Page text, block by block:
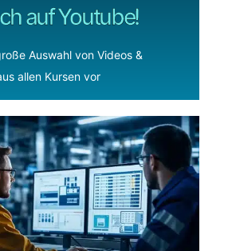
auf Youtube!
Auswahl von Videos &
allen Kursen vor